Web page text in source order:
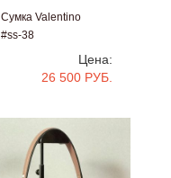
Сумка Valentino
#ss-38
Цена:
26 500 РУБ.